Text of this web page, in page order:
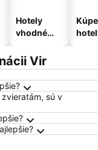
Hotely
vhodné
domáce
zvieratá
Vir
sú v